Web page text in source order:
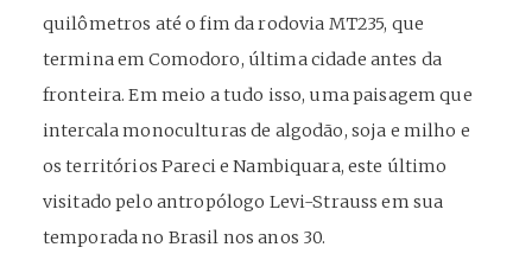
quilômetros até o fim da rodovia MT235, que
termina em Comodoro, última cidade antes da
fronteira. Em meio a tudo isso, uma paisagem que
intercala monoculturas de algodão, soja e milho e
os territórios Pareci e Nambiquara, este último
visitado pelo antropólogo Levi-Strauss em sua
temporada no Brasil nos anos 30.